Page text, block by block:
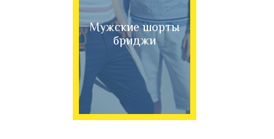
Мужские шорты
бриджи